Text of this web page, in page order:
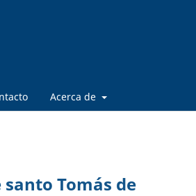
Acerca de
Tomás de